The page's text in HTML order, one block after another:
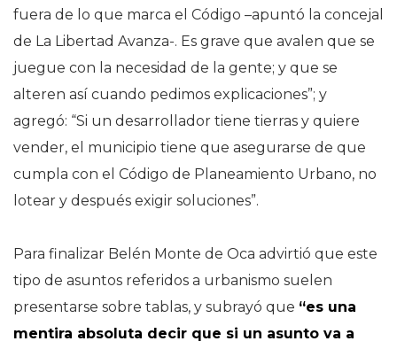
fuera de lo que marca el Código –apuntó la concejal
de La Libertad Avanza-. Es grave que avalen que se
juegue con la necesidad de la gente; y que se
alteren así cuando pedimos explicaciones”; y
agregó: “Si un desarrollador tiene tierras y quiere
vender, el municipio tiene que asegurarse de que
cumpla con el Código de Planeamiento Urbano, no
lotear y después exigir soluciones”.
Para finalizar Belén Monte de Oca advirtió que este
tipo de asuntos referidos a urbanismo suelen
presentarse sobre tablas, y subrayó que “es una
mentira absoluta decir que si un asunto va a